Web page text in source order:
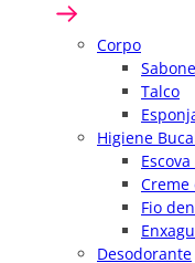
Corpo
Talco
Higiene
Creme
Fio
Desodorante